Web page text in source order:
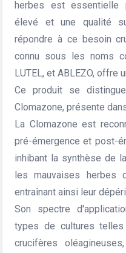
herbes est essentielle
élevé et une qualité
répondre à ce besoin
connu sous les noms
LUTEL, et ABLEZO, offre
Ce produit se
Clomazone, présente
La Clomazone est
pré-émergence et post-
inhibant la synthèse de
les mauvaises herbes
entraînant ainsi leur
Son spectre
types de cultures
crucifères